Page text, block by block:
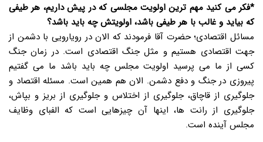
*فکر می کنید مهم ترین اولویت مجلسی که در پیش داریم، هر طیفی
که بیاید و غالب با هر طیفی باشد، اولویتش چه باید باشد؟
مسائل اقتصادی؛ حضرت آقا فرمودند که الان در رویارویی با دشمن از
جهت اقتصادی هستیم و مثل جنگ اقتصادی است. در زمان جنگ
کسی از ما می پرسید اولویت مجلس چه باید باشد ما می گفتیم
پیروزی در جنگ و دفع دشمن. الان هم همین است. مسئله اقتصاد و
جلوگیری از قاچاق، جلوگیری از اختلاس و جلوگیری از بریز و بپاش،
جلوگیری از رانت ها، اینها آن چیزهایی است که الفبای وظایف
مجلس آینده است.